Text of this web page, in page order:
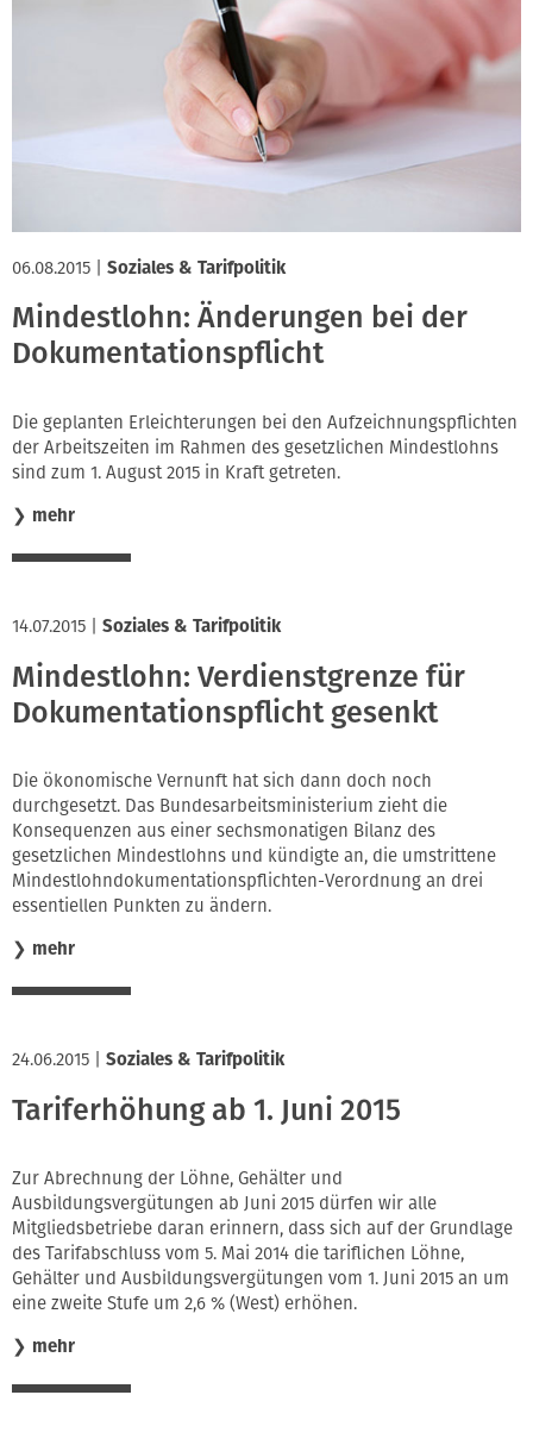
06.08.2015 Soziales & Tarifpolitik
Mindestlohn: Änderungen bei der
Dokumentationspflicht
Die geplanten Erleichterungen bei den Aufzeichnungspflichten
der Arbeitszeiten im Rahmen des gesetzlichen Mindestlohns
sind zum 1. August 2015 in Kraft getreten.
❯ mehr
14.07.2015 Soziales & Tarifpolitik
Mindestlohn: Verdienstgrenze für
Dokumentationspflicht gesenkt
Die ökonomische Vernunft hat sich dann doch noch
durchgesetzt. Das Bundesarbeitsministerium zieht die
Konsequenzen aus einer sechsmonatigen Bilanz des
gesetzlichen Mindestlohns und kündigte an, die umstrittene
Mindestlohndokumentationspflichten-Verordnung an drei
essentiellen Punkten zu ändern.
❯ mehr
24.06.2015 Soziales & Tarifpolitik
Tariferhöhung ab 1. Juni 2015
Zur Abrechnung der Löhne, Gehälter und
Ausbildungsvergütungen ab Juni 2015 dürfen wir alle
Mitgliedsbetriebe daran erinnern, dass sich auf der Grundlage
des Tarifabschluss vom 5. Mai 2014 die tariflichen Löhne,
Gehälter und Ausbildungsvergütungen vom 1. Juni 2015 an um
eine zweite Stufe um 2,6 % (West) erhöhen.
❯ mehr